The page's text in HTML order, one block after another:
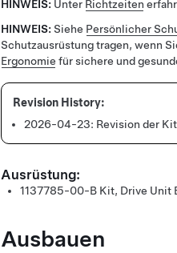
HINWEIS: Unter Richtzeiten
HINWEIS: Siehe Persönlicher
Schutzausrüstung tragen, wenn
Ergonomie für sichere und
2026-04-23: Revision der
Ausrüstung:
1137785-00-B Kit, Drive Unit
Ausbauen